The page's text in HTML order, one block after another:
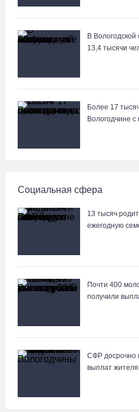
Вологжан и гостей области
фестиваль «Небо славян»
Усть-Алексеево – Мякинницыно
06.08.26 / 09:33
Четыре волейболистки из
06.08.26 / 09:05
Самая маленькая и самая ценная
Сущик вновь в «Чевакате»
«Алмаз» выиграл у «Красной
космического турнира
В
13,4 тысячи
Более 17
Вологодчине с
Социальная сфера
13 тысяч
ежегодную
Почти 400
получили
СФР досрочно
выплат